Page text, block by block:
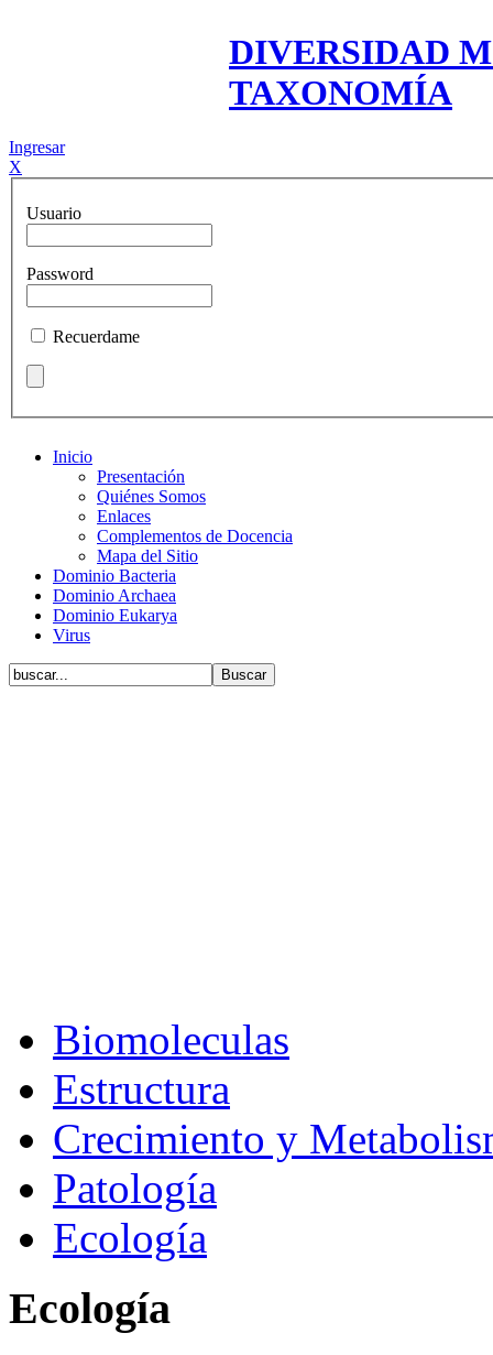
DIVERSIDAD
TAXONOMÍA
Ingresar
X
Usuario
Password
Recuerdame
Inicio
Presentación
Quiénes Somos
Enlaces
Complementos de Docencia
Mapa del Sitio
Dominio Bacteria
Dominio Archaea
Dominio Eukarya
Virus
Biomoleculas
Estructura
Crecimiento y
Patología
Ecología
Ecología